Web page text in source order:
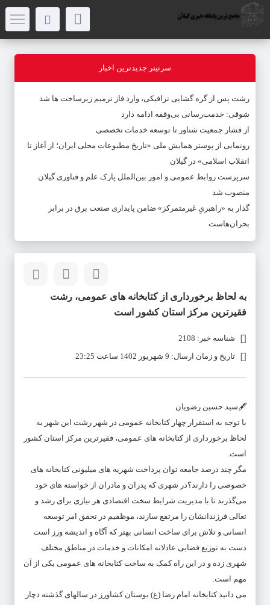
سرتیتر جدیدترین اخبار
رشت پس از گره گشایی ترافیکی، وارد فاز ترمیم زیرساخت ها شد
شوقی: خدمت‌رسانی بی‌وقفه ادامه دارد
از فشار جمعیت شناور تا توسعه خدمات تخصصی
رونمایی از پوستر همایش ملی «تاریخ مطبوعات محلی ایران؛ از آغاز تا
انقلاب اسلامی» در گیلان
سرپرست روابط عمومی و امور بین‌الملل پارک علم و فناوری گیلان
منصوب شد
گذار به «راهبریِ غیرمتمرکز» ضامن پایداری صنعت برق در برابر
بحران‌هاست
به لحاظ برخورداری از کتابخانه های عمومی، رشت
فقیرترین مرکز استان کشور است
شناسه خبر: 2108
تاریخ و زمان ارسال: 9 شهریور 1402 ساعت 23:25
🖋سید حسین رضویان
با توجه به استقرار چهار کتابخانه عمومی در شهر رشت این شهر به
لحاظ برخورداری از کتابخانه های عمومی، فقیرترین مرکز استان کشور
است.
مگر چند درصد جامعه توان پرداخت شهریه های میلیونی کتابخانه های
خصوصی را دارند؟در شهری که پدران و مادران از خواسته های خود
می‌گذرند تا با مدیریت شرایط سخت اقتصادی هر نیازی برای رشد و
تعالی فرزندانشان را مرتفع سازند، موظفیم در تحقق امر توسعه
انسانی و تلاش برای ساخت انسانی بهتر که آگاه و اندیشه ورز است
دست به توزیع فضایی عادلانه امکانات و خدمات در مناطق مختلف
شهری زده و در این راه کمک به ساخت کتابخانه های عمومی یکی از آن
مهم است.
می دانید کتابخانه امام رضا (ع) بوستان کشاورز در سالهای گذشته دچار